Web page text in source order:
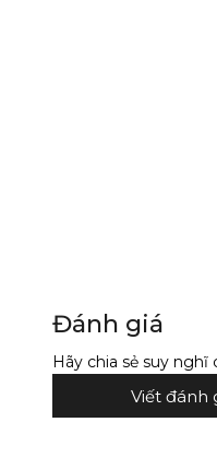
Đánh giá
Hãy chia sẻ suy nghĩ
Viết đánh